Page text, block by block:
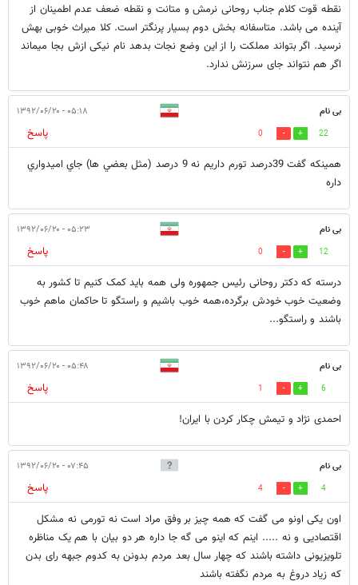
نقطه قوت کلام جناب روحانی نرمش و متانت و نقطه ضعف عدم اطمینان از
آینده می باشد. متاسفانه بخش دوم بسیار پرنگتر است. کلا میراث خوبی بهش
نرسید. اگر بتواند مملکت را از این وضع نجات بدهد نام نیکی ازش بجا میماند
اگر هم نتواند جای سرزنش ندارد.
بی نام ۰۵:۱۸ - ۱۳۹۲/۰۶/۲۰
22
0
پاسخ
همينكه گفت 39درصد تورم داريم نه 9 درصد (مثل بعضي ها) جاي اميدواري
داره
بی نام ۰۵:۲۳ - ۱۳۹۲/۰۶/۲۰
12
0
پاسخ
درسته که دکتر روحانی رئیس جمهوره ولی همه باید کمک کنیم تا کشور به
وضعیت خوب خودش برگرده،همه خوب باشیم و راستگو تا حاکمان ماهم خوب
باشند و راستگو...
بی نام ۰۵:۴۸ - ۱۳۹۲/۰۶/۲۰
6
1
پاسخ
احمدی نژاد و تیمش چکار کردن با ایران!
بی نام ۰۷:۴۵ - ۱۳۹۲/۰۶/۲۰
4
4
پاسخ
اون یکی اونو می گفت که همه چیز بر وفق مراد است نه تورمی نه مشکل
اقتصادیی و نه ..... اینم که اینو می گه جا داره هر دو بیان با هم یک مناظره
تلویزیونی داشته باشند که چهار سال بعد مردم بدونن به کدوم جبهه رای بدن
که زیاد دروغ به مردم نگفته باشند